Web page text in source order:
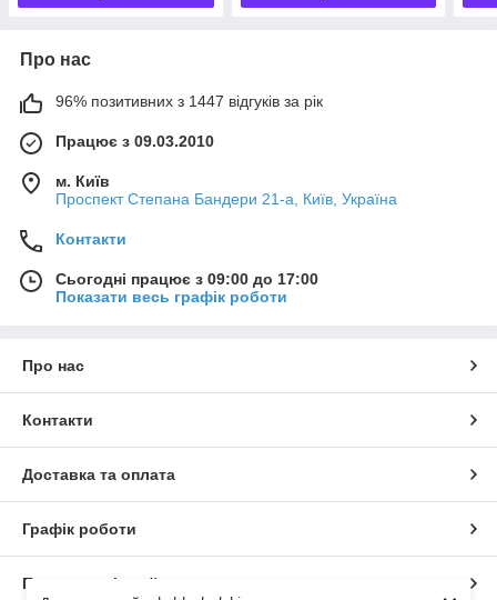
Про нас
96% позитивних з 1447 відгуків за рік
Працює з 09.03.2010
м. Київ
Проспект Степана Бандери 21-а, Київ, Україна
Контакти
Сьогодні працює з 09:00 до 17:00
Показати весь графік роботи
Про нас
Контакти
Доставка та оплата
Графік роботи
Повна версія сайту